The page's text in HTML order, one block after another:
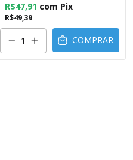
R$49,39
R$47,91 com Pix
COMPRAR